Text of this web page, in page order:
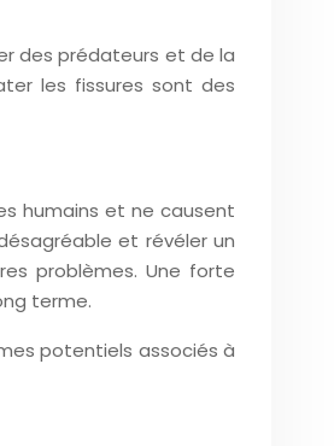
des prédateurs et de la
les fissures sont des
humains et ne causent
et révéler un
problèmes. Une forte
terme.
potentiels associés à